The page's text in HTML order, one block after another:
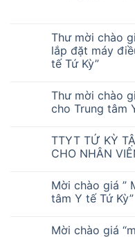
Thư mời chào
lắp đặt máy
tế Tứ Kỳ”
Thư mời chào
cho Trung tâm
TTYT TỨ KỲ
CHO NHÂN
Mời chào giá ”
tâm Y tế Tứ Kỳ”
Mời chào giá